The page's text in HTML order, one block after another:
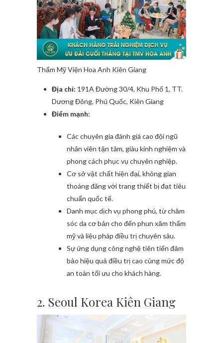
Thẩm Mỹ Viện Hoa Anh Kiên Giang
Địa chỉ: 191A Đường 30/4, Khu Phố 1, TT.
Dương Đông, Phú Quốc, Kiên Giang
Điểm mạnh:
Các chuyên gia đánh giá cao đội ngũ
nhân viên tận tâm, giàu kinh nghiệm và
phong cách phục vụ chuyên nghiệp.
Cơ sở vật chất hiện đại, không gian
thoáng đãng với trang thiết bị đạt tiêu
chuẩn quốc tế.
Danh mục dịch vụ phong phú, từ chăm
sóc da cơ bản cho đến phun xăm thẩm
mỹ và liệu pháp điều trị chuyên sâu.
Sự ứng dụng công nghệ tiên tiến đảm
bảo hiệu quả điều trị cao cùng mức độ
an toàn tối ưu cho khách hàng.
2. Seoul Korea Kiên Giang